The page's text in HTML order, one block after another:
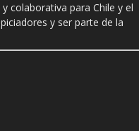
colaborativa para Chile y el
y ser parte de la